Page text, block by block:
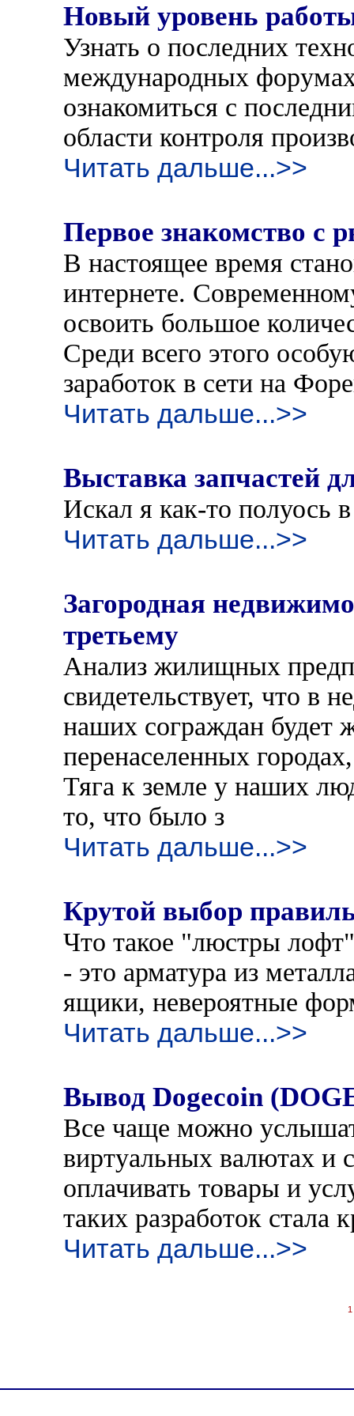
Новый уровень
Узнать о последних
международных
ознакомиться с
области контроля
Читать дальше...>>
Первое знакомство с
В настоящее время
интернете.
освоить большое
Среди всего этого
заработок в сети на
Читать дальше...>>
Выставка запчастей
Искал я как-то полуось
Читать дальше...>>
Загородная
третьему
Анализ жилищных
свидетельствует, что в
наших сограждан
перенаселенных
Тяга к земле у наших
то, что было з
Читать дальше...>>
Крутой выбор
Что такое "люстры
- это арматура из
ящики, невероятные
Читать дальше...>>
Вывод Dogecoin
Все чаще можно
виртуальных валютах и
оплачивать товары и
таких разработок стала
Читать дальше...>>
1